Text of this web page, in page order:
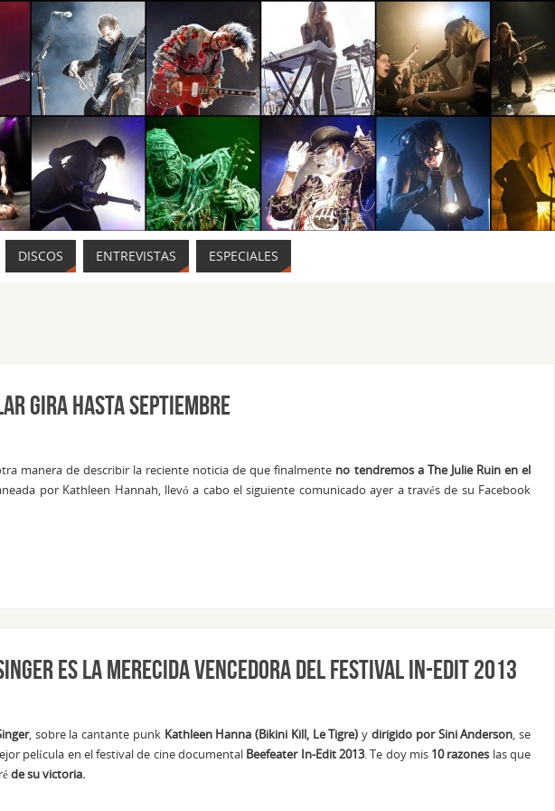
DISCOS ENTREVISTAS ESPECIALES
gira hasta septiembre
manera de describir la reciente noticia de que finalmente no tendremos a The Julie Ruin en el
por Kathleen Hannah, llevó a cabo el siguiente comunicado ayer a través de su Facebook
es la merecida vencedora del festival In-Edit 2013
, sobre la cantante punkKathleen Hanna (Bikini Kill, Le Tigre) y dirigido por Sini Anderson, se
película en el festival de cine documental Beefeater In-Edit 2013. Te doy mis10 razones las que
de su victoria.